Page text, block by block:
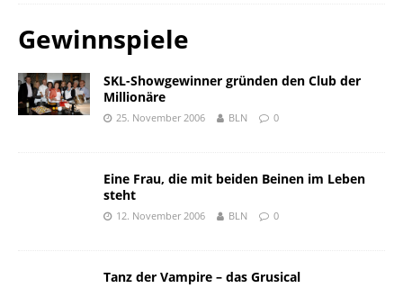
Gewinnspiele
SKL-Showgewinner gründen den Club der
Millionäre
25. November 2006 BLN 0
Eine Frau, die mit beiden Beinen im Leben
steht
12. November 2006 BLN 0
Tanz der Vampire – das Grusical